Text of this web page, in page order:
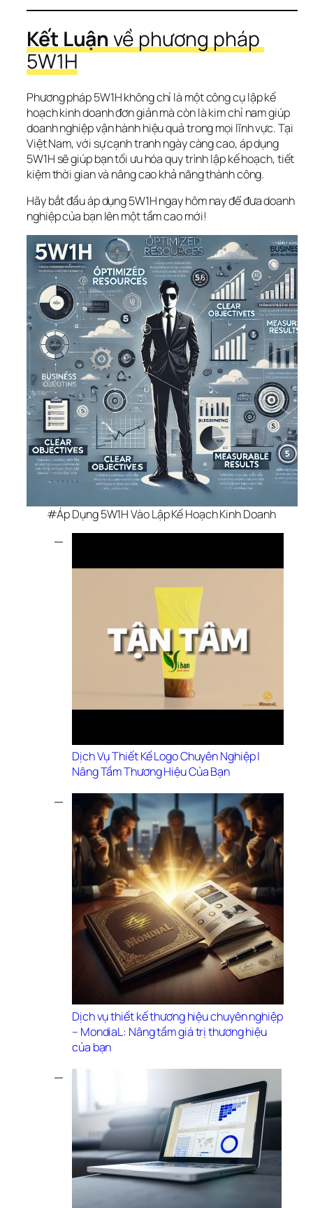
Kết Luận về phương pháp
5W1H
Phương pháp 5W1H không chỉ là một công cụ lập kế
hoạch kinh doanh đơn giản mà còn là kim chỉ nam giúp
doanh nghiệp vận hành hiệu quả trong mọi lĩnh vực. Tại
Việt Nam, với sự cạnh tranh ngày càng cao, áp dụng
5W1H sẽ giúp bạn tối ưu hóa quy trình lập kế hoạch, tiết
kiệm thời gian và nâng cao khả năng thành công.
Hãy bắt đầu áp dụng 5W1H ngay hôm nay để đưa doanh
nghiệp của bạn lên một tầm cao mới!
#Áp Dụng 5W1H Vào Lập Kế Hoạch Kinh Doanh
Dịch Vụ Thiết Kế Logo Chuyên Nghiệp |
Nâng Tầm Thương Hiệu Của Bạn
Dịch vụ thiết kế thương hiệu chuyên nghiệp
– MondiaL: Nâng tầm giá trị thương hiệu
của bạn